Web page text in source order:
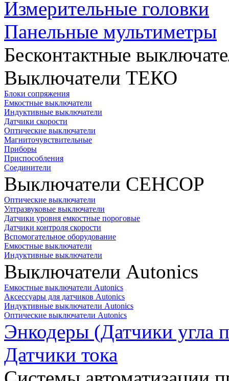
Измерительные головки
Панельные мультиметры
Бесконтактные
Выключатели ТЕКО
Блоки сопряжения
Емкостные выключатели
Индуктивные выключатели
Датчики скорости
Оптические выключатели
Магниточувствительные
Приборы
Приспособления
Соединители
Выключатели СЕНСОР
Оптические выключатели
Ултразвуковые выключатели
Датчики уровня емкостные пороговые
Датчики контроля скорости
Вспомогательное оборудование
Емкостные выключатели
Индуктивные выключатели
Выключатели Autonics
Емкостные выключатели Autonics
Аксессуары для датчиков Autonics
Индуктивные выключатели Autonics
Оптические выключатели Autonics
Энкодеры (Датчики угла
Датчики тока